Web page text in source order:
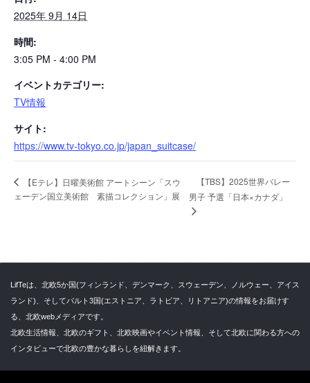
2025年 9月 14日
時間:
3:05 PM - 4:00 PM
イベントカテゴリー:
TV情報
サイト:
https://www.tv-tokyo.co.jp/japan_suitcase/
【Eテレ】日曜美術館 アートシーン「スウ
ェーデン国立美術館 素描コレクション」展
【TBS】2025世界バレー
男子 予選「日本×カナダ」
LifTeは、北欧5か国(フィンランド、デンマーク、スウェーデン、ノルウェー、アイス
ランド)、そしてバルト3国(エストニア、ラトビア、リトアニア)の情報をお届けす
る、北欧webメディアです。
北欧生活情報、北欧のギフト、北欧映画やイベント情報、そして北欧に関わる方への
インタビューで北欧の豊かな暮らしを紐解きます。